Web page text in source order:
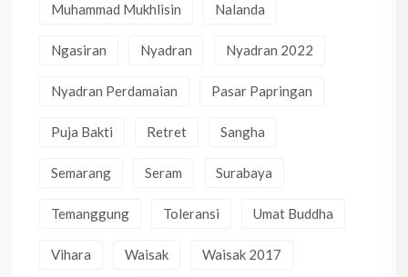
Muhammad Mukhlisin Nalanda
Ngasiran Nyadran Nyadran 2022
Nyadran Perdamaian Pasar Papringan
Puja Bakti Retret Sangha
Semarang Seram Surabaya
Temanggung Toleransi Umat Buddha
Vihara Waisak Waisak 2017